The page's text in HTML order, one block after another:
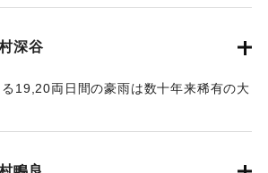
深谷
19,20両日間の豪雨は数十年来稀有の大
12年6月23日朝刊7面】